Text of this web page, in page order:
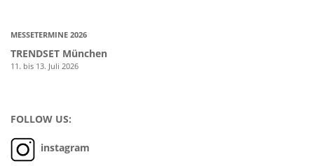
MESSETERMINE 2026
TRENDSET München
11. bis 13. Juli 2026
FOLLOW US:
instagram